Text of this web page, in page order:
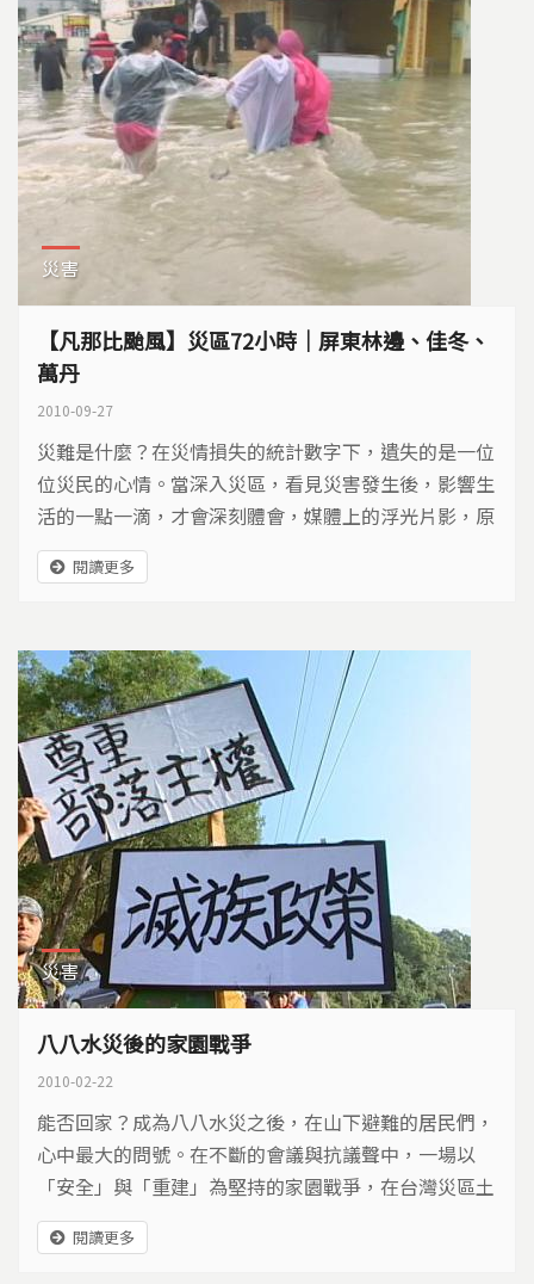
災害
【凡那比颱風】災區72小時｜屏東林邊、佳冬、
萬丹
2010-09-27
災難是什麼？在災情損失的統計數字下，遺失的是一位
位災民的心情。當深入災區，看見災害發生後，影響生
活的一點一滴，才會深刻體會，媒體上的浮光片影，原
來是災區居民永遠的傷痛…
閱讀更多
災害
八八水災後的家園戰爭
2010-02-22
能否回家？成為八八水災之後，在山下避難的居民們，
心中最大的問號。在不斷的會議與抗議聲中，一場以
「安全」與「重建」為堅持的家園戰爭，在台灣災區土
地上，激烈展開…
閱讀更多